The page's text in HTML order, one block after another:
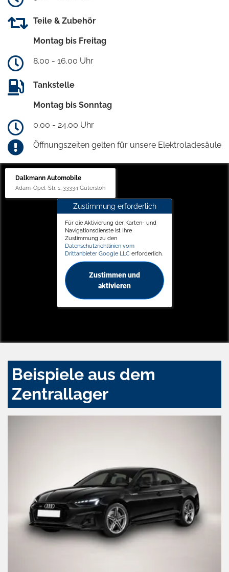
Teile & Zubehör
Montag bis Freitag
8.00 - 16.00 Uhr
Tankstelle
Montag bis Sonntag
0.00 - 24.00 Uhr
Öffnungszeiten gelten für unsere Elektroladesäule
Dalkmann Automobile
Adam-Opel-Str. 1, 33334 Gütersloh
Zustimmung erforderlich
Für die Aktivierung der Karten- und
Navigationsdienste ist Ihre
Zustimmung zu den
Datenschutzrichtlinien vom
Drittanbieter Google LLC erforderlich.
Zustimmen und
aktivieren
Beispiele aus dem
Zentrallager